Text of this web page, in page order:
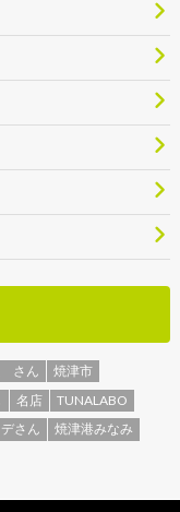
さん
焼津市
名店
TUNALABO
さん
焼津港みなみ